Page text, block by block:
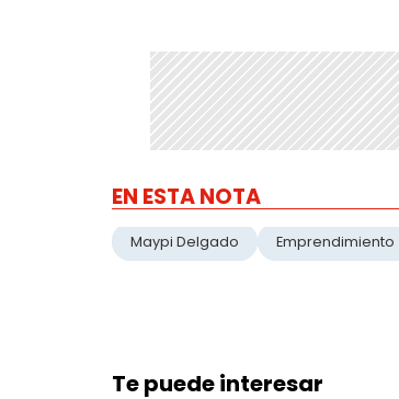
EN ESTA NOTA
Maypi Delgado Emprendimiento